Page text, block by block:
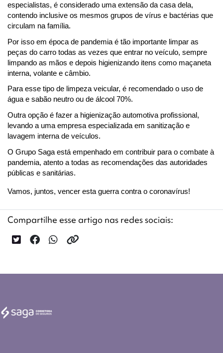
especialistas, é considerado uma extensão da casa dela,
contendo inclusive os mesmos grupos de vírus e bactérias que
circulam na família.
Por isso em época de pandemia é tão importante limpar as
peças do carro todas as vezes que entrar no veículo, sempre
limpando as mãos e depois higienizando itens como maçaneta
interna, volante e câmbio.
Para esse tipo de limpeza veicular, é recomendado o uso de
água e sabão neutro ou de álcool 70%.
Outra opção é fazer a higienização automotiva profissional,
levando a uma empresa especializada em sanitização e
lavagem interna de veículos.
O Grupo Saga está empenhado em contribuir para o combate à
pandemia, atento a todas as recomendações das autoridades
públicas e sanitárias.
Vamos, juntos, vencer esta guerra contra o coronavírus!
Compartilhe esse artigo nas redes sociais: